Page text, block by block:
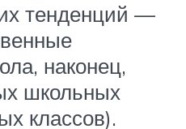
тенденций —
наконец,
школьных
классов).